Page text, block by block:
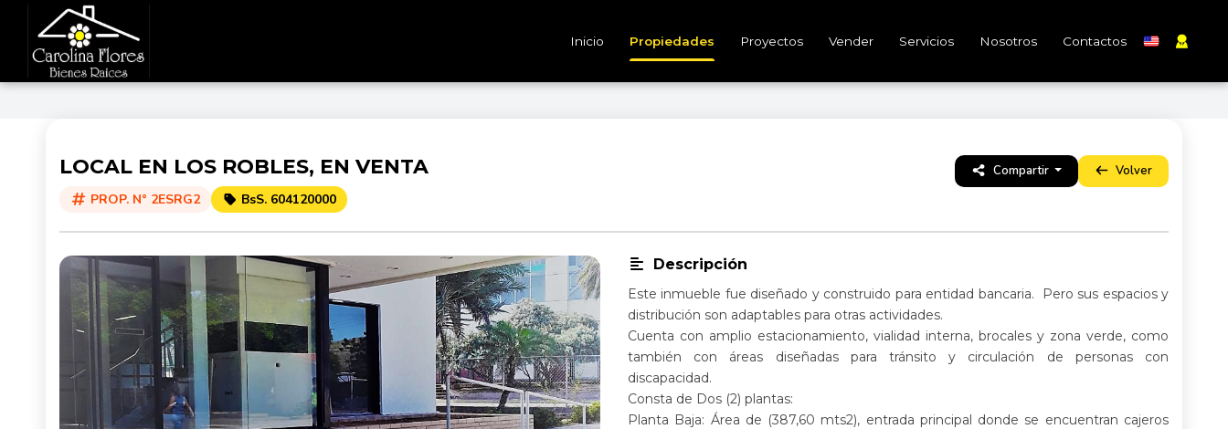
Inicio Propiedades Proyectos Vender Servicios Nosotros Contactos
LOCAL EN LOS ROBLES, EN VENTA
PROP. N° 2ESRG2 BsS. 604120000
Compartir Volver
Descripción
Este inmueble fue diseñado y construido para entidad bancaria. Pero sus espacios y
distribución son adaptables para otras actividades.
Cuenta con amplio estacionamiento, vialidad interna, brocales y zona verde, como
también con áreas diseñadas para tránsito y circulación de personas con
discapacidad.
Consta de Dos (2) plantas:
Planta Baja: Área de (387,60 mts2), entrada principal donde se encuentran cajeros